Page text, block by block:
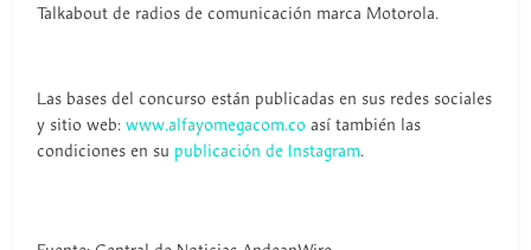
Talkabout de radios de comunicación marca Motorola.
Las bases del concurso están publicadas en sus redes sociales
y sitio web:www.alfayomegacom.co así también las
condiciones en su publicación de Instagram.